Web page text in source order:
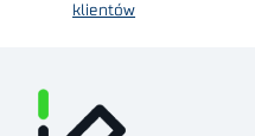
klientów